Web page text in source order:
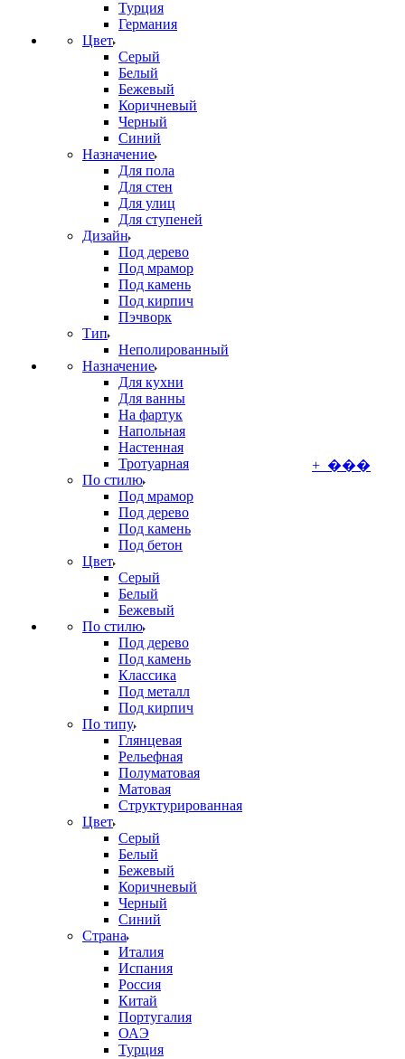
Турция
Германия
Цвет
Серый
Белый
Бежевый
Коричневый
Черный
Синий
Назначение
Для пола
Для стен
Для улиц
Для ступеней
Дизайн
Под дерево
Под мрамор
Под камень
Под кирпич
Пэчворк
Тип
Неполированный
Назначение
Для кухни
Для ванны
На фартук
Напольная
Настенная
Тротуарная
По стилю
Под мрамор
Под дерево
Под камень
Под бетон
Цвет
Серый
Белый
Бежевый
По стилю
Под дерево
Под камень
Классика
Под металл
Под кирпич
По типу
Глянцевая
Рельефная
Полуматовая
Матовая
Структурированная
Цвет
Серый
Белый
Бежевый
Коричневый
Черный
Синий
Страна
Италия
Испания
Россия
Китай
Португалия
ОАЭ
Турция
+ ���